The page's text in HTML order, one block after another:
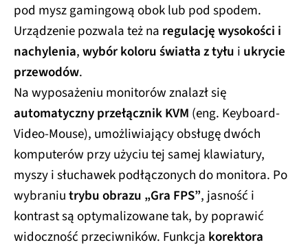
pod mysz gamingową obok lub pod spodem.
Urządzenie pozwala też na regulację wysokości i
nachylenia,wybór koloru światła z tyłu i ukrycie
przewodów.
Na wyposażeniu monitorów znalazł się
automatyczny przełącznik KVM (eng. Keyboard-
Video-Mouse), umożliwiający obsługę dwóch
komputerów przy użyciu tej samej klawiatury,
myszy i słuchawek podłączonych do monitora. Po
wybraniutrybu obrazu „Gra FPS”, jasność i
kontrast są optymalizowane tak, by poprawić
widoczność przeciwników. Funkcja korektora